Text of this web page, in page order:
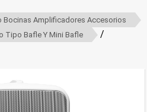
Bocinas Amplificadores Accesorios
Tipo Bafle Y Mini Bafle /